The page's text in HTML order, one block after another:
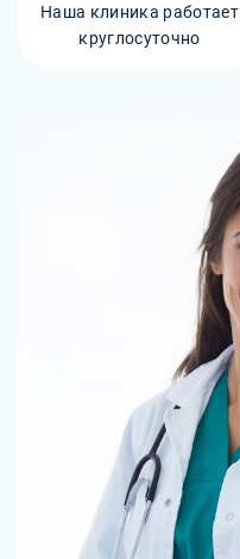
Наша клиника работает
круглосуточно